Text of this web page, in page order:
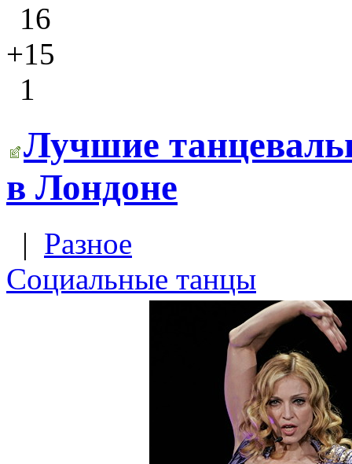
16
+15
1
Лучшие
в Лондоне
| Разное
Социальные танцы